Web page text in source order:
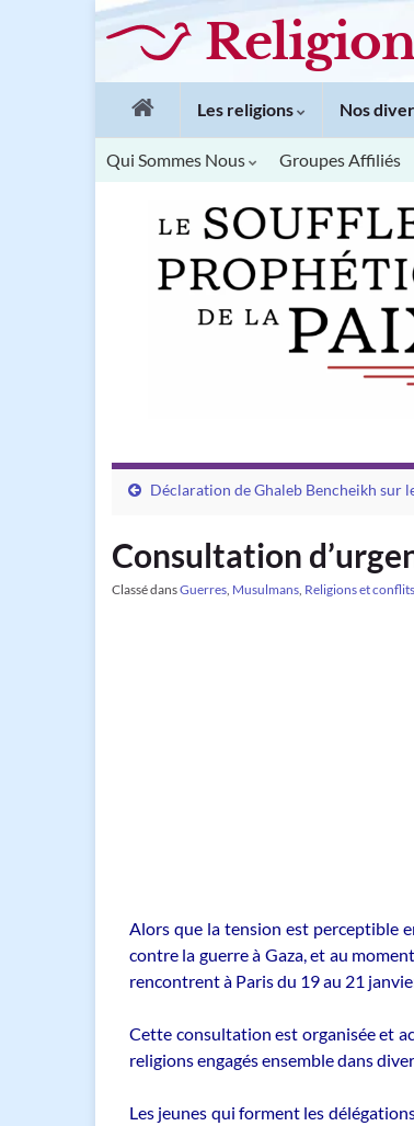
Les religions Nos
Qui Sommes Nous Groupes Affiliés
Déclaration de Ghaleb Bencheikh sur
Consultation
Classé dansGuerres Musulmans Religions et conflits
Alors que la tension est perceptible
contre la guerre à Gaza, et au
rencontrent à Paris du 19 au 21
Cette consultation est organisée et
religions engagés ensemble dans
Les jeunes qui forment les